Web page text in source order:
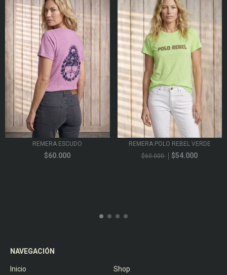
REMERA ESCUDO
$60.000
REMERA POLO REBEL VERDE
$60.000
$54.000
NAVEGACIÓN
Inicio Shop